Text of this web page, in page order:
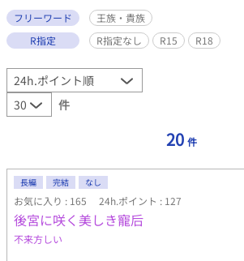
フリーワード
王族・貴族
R指定
R指定なし R15 R18
件
20 件
長編 完結 なし
お気に入り : 165 24h.ポイント : 127
後宮に咲く美しき寵后
不来方しい